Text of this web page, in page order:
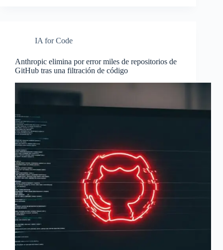
IA for Code
Anthropic elimina por error miles de repositorios de
GitHub tras una filtración de código